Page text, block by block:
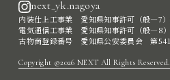
next_yk.nagoya
内装仕上工事業 愛知県知事許可（般―7）
電気通信工事業 愛知県知事許可（般―8
古物商登録番号 愛知県公安委員会 第
Copyright ©2026 NEXT All Rights Reserved.